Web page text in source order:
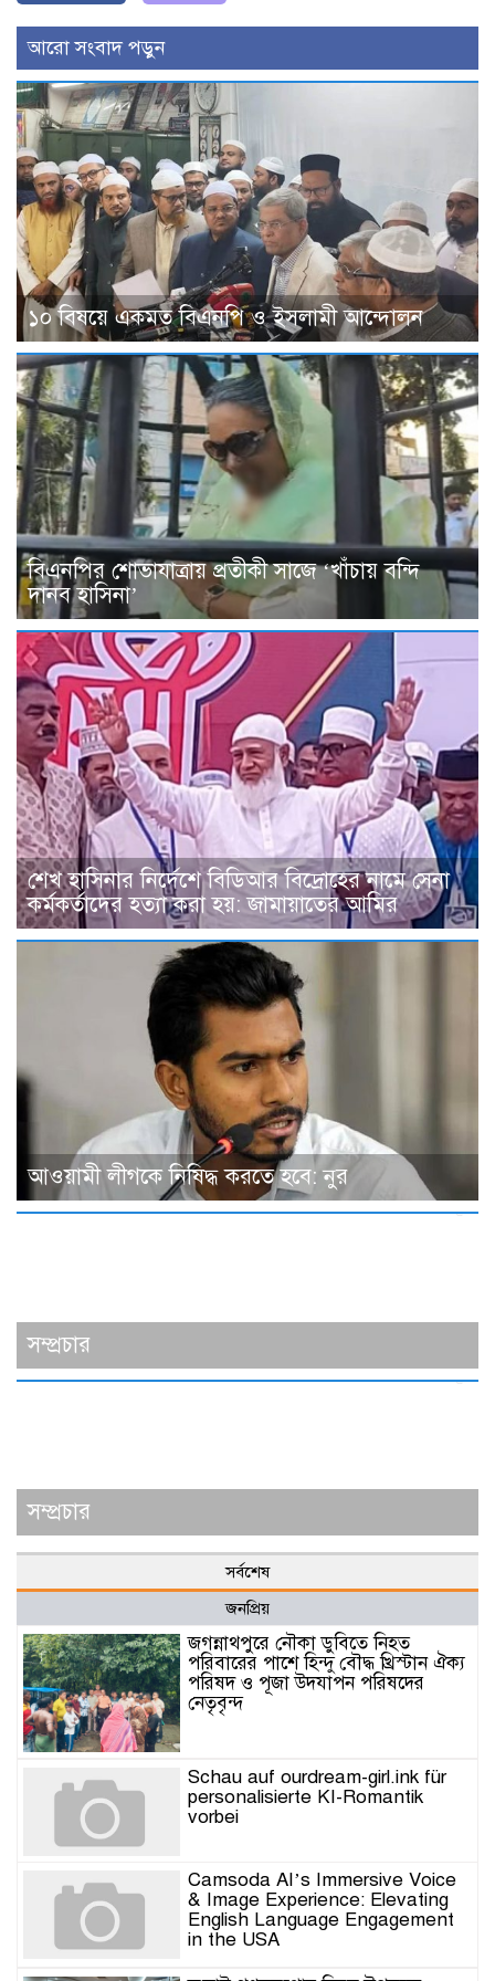
আরো সংবাদ পড়ুন
১০ বিষয়ে একমত বিএনপি ও ইসলামী আন্দোলন
বিএনপির শোভাযাত্রায় প্রতীকী সাজে ‘খাঁচায় বন্দি
দানব হাসিনা’
শেখ হাসিনার নির্দেশে বিডিআর বিদ্রোহের নামে সেনা
কর্মকর্তাদের হত্যা করা হয়: জামায়াতের আমির
আওয়ামী লীগকে নিষিদ্ধ করতে হবে: নুর
সম্প্রচার
সম্প্রচার
সর্বশেষ
জনপ্রিয়
জগন্নাথপুরে নৌকা ডুবিতে নিহত
পরিবারের পাশে হিন্দু বৌদ্ধ খ্রিস্টান ঐক্য
পরিষদ ও পূজা উদযাপন পরিষদের
নেতৃবৃন্দ
Schau auf ourdream-girl.ink für
personalisierte KI-Romantik
vorbei
Camsoda AI’s Immersive Voice
& Image Experience: Elevating
English Language Engagement
in the USA